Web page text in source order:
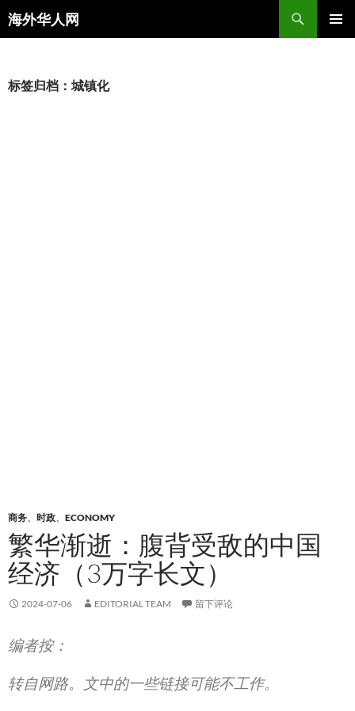
海外华人网
搜
索
文
标签归档：城镇化
商务、 时政、 ECONOMY
繁华渐逝：腹背受敌的中国
经济（3万字长文）
2024-07-06 EDITORIAL TEAM 留下评论
编者按：
转自网路。文中的一些链接可能不工作。